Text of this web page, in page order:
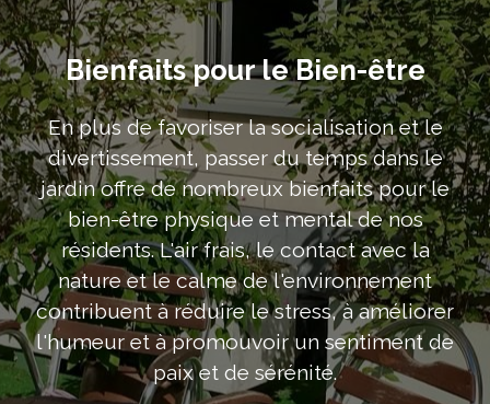
Bienfaits pour le Bien-être
En plus de favoriser la socialisation et le
divertissement, passer du temps dans le
jardin offre de nombreux bienfaits pour le
bien-être physique et mental de nos
résidents. L'air frais, le contact avec la
nature et le calme de l'environnement
contribuent à réduire le stress, à améliorer
l'humeur et à promouvoir un sentiment de
paix et de sérénité.